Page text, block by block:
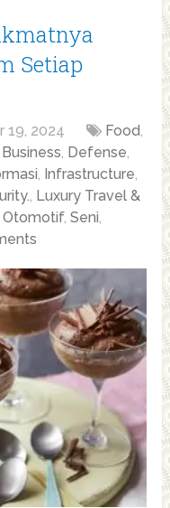
Setiap
19, 2024 Food,
Business, Defense,
, Infrastructure,
, Luxury Travel &
Otomotif,Seni,